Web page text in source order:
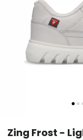
Zing Frost -